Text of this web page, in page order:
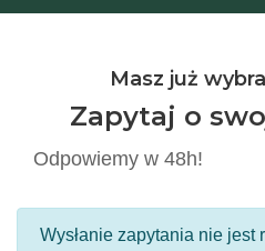
Masz już
Zapytaj o
Odpowiemy w 48h!
Wysłanie zapytania nie jest